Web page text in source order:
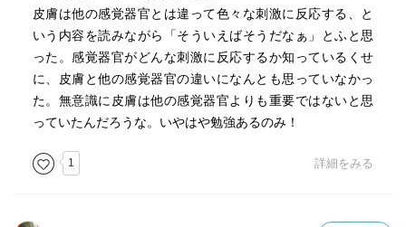
皮膚は他の感覚器官とは違って色々な刺激に反応する、と
いう内容を読みながら「そういえばそうだなぁ」とふと思
った。感覚器官がどんな刺激に反応するか知っているくせ
に、皮膚と他の感覚器官の違いになんとも思っていなかっ
た。無意識に皮膚は他の感覚器官よりも重要ではないと思
っていたんだろうな。いやはや勉強あるのみ！
1 詳細をみる